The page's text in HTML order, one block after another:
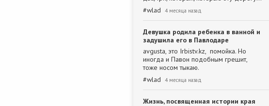
#wlad 4 месяца назад
Девушка родила ребенка в ванной и
задушила его в Павлодаре
avgusta, это Irbistv.kz, помойка. Но
иногда и Павон подобным грешит,
тоже носом тыкаю.
#wlad 4 месяца назад
Жизнь, посвященная истории края